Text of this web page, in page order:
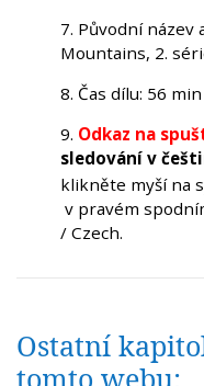
7. Původní název
Mountains, 2.
8. Čas dílu: 56 min
9. Odkaz na
sledování v
klikněte myší na
v pravém
/ Czech.
Ostatní
tomto webu: